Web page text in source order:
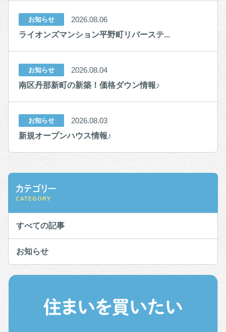
お知らせ
2026.08.06
ライオンズマンション平野町リバーステ...
お知らせ
2026.08.04
南区丹那新町の新築！価格ダウン情報♪
お知らせ
2026.08.03
新規オープンハウス情報♪
カテゴリー
CATEGORY
すべての記事
お知らせ